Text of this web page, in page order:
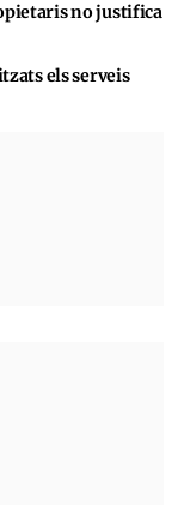
no justifica
els serveis